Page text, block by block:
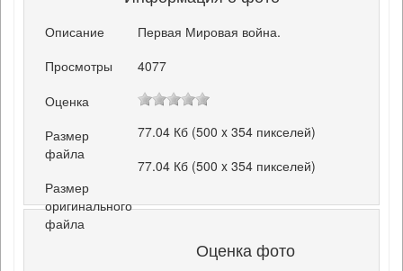
Описание
Первая Мировая война.
Просмотры
4077
Оценка
Размер
файла
77.04 Кб (500 x 354 пикселей)
Размер
оригинального
файла
77.04 Кб (500 x 354 пикселей)
Оценка фото